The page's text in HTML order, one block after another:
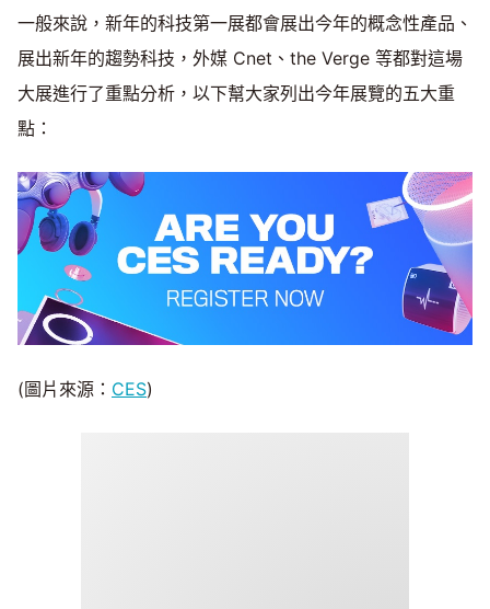
一般來說，新年的科技第一展都會展出今年的概念性產品、
展出新年的趨勢科技，外媒 Cnet、the Verge 等都對這場
大展進行了重點分析，以下幫大家列出今年展覽的五大重
點：
(圖片來源： CES)